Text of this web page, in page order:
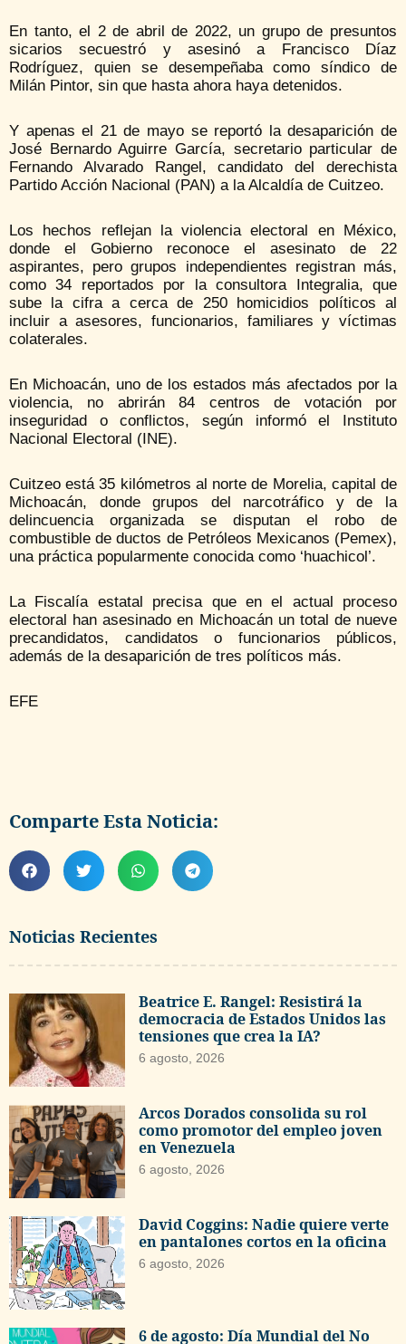
Noticias Recientes
Beatrice E. Rangel: Resistirá la
democracia de Estados Unidos las
tensiones que crea la IA?
6 agosto, 2026
Arcos Dorados consolida su rol
como promotor del empleo joven
en Venezuela
6 agosto, 2026
David Coggins: Nadie quiere verte
en pantalones cortos en la oficina
6 agosto, 2026
6 de agosto: Día Mundial del No
En tanto, el 2 de abril de 2022, un grupo de presuntos
sicarios secuestró y asesinó a Francisco Díaz
Rodríguez, quien se desempeñaba como síndico de
Milán Pintor, sin que hasta ahora haya detenidos.
Y apenas el 21 de mayo se reportó la desaparición de
José Bernardo Aguirre García, secretario particular de
Fernando Alvarado Rangel, candidato del derechista
Partido Acción Nacional (PAN) a la Alcaldía de Cuitzeo.
Los hechos reflejan la violencia electoral en México,
donde el Gobierno reconoce el asesinato de 22
aspirantes, pero grupos independientes registran más,
como 34 reportados por la consultora Integralia, que
sube la cifra a cerca de 250 homicidios políticos al
incluir a asesores, funcionarios, familiares y víctimas
colaterales.
En Michoacán, uno de los estados más afectados por la
violencia, no abrirán 84 centros de votación por
inseguridad o conflictos, según informó el Instituto
Nacional Electoral (INE).
Cuitzeo está 35 kilómetros al norte de Morelia, capital de
Michoacán, donde grupos del narcotráfico y de la
delincuencia organizada se disputan el robo de
combustible de ductos de Petróleos Mexicanos (Pemex),
una práctica popularmente conocida como ‘huachicol’.
La Fiscalía estatal precisa que en el actual proceso
electoral han asesinado en Michoacán un total de nueve
precandidatos, candidatos o funcionarios públicos,
además de la desaparición de tres políticos más.
EFE
Comparte Esta Noticia: